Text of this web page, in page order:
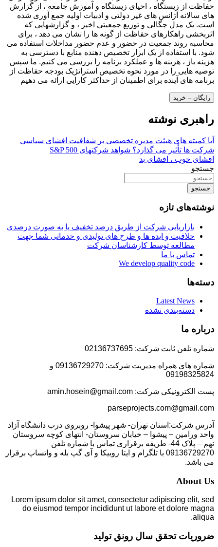
حفاظت از زیستگاه ، احیای زیستگاه و آموزش جامعه ، از گزارش
های سالانه آژانس های غیر دولتی و ادبیات اولیه جمع آوری شده
است. یک مدل چگالی و توزیع جمعیتی اخیر ، و گزارشهایی که
اثربخشی راهکارهای حفاظت از گونه ها را نشان می دهد ، برای
محاسبه روند جمعیت در حضور و عدم حضور مداخلات استفاده می
شود. با استفاده از یک ابزار تخصیص دهنده منابع با دسترسی به
هزینه باز ، هزینه ها و عملکرد برنامه را بررسی می کنیم. ما سپس
توصیه هایی را در مورد نحوه تخصیص استراتژیک بودجه حفاظت از
برنامه های آینده برای اطمینان از حداکثر کارایی ارائه می دهیم
رایگان – خرید
راهبری نوشته
آیا کمیته های هیئت مدیره تخصصی بر شفافیت افشای سیاسی
شرکت ها تأثیر می گذارد؟ شواهد شرکتهای S&P 500
افشای خوب ، افشای بد
جستجو
جستجو
نوشته‌های تازه
بازاریابی شرکت از طریق درصد تخفیف یا به صورت درصدی
خلاقیت و ایده ها و طرح های تولیدی و خدماتی شما جهت
مطالعه توسط کارشناسان شرکت
تماس با ما
We develop quality code
دسته‌ها
Latest News
دسته‌بندی نشده
درباره ما
شماره تلفن ثابت شرکت: 02136737695
شماره های همراه مدیریت شرکت: 09136729270 و
09198325824
پست الکترونیکی شرکت: amin.hosein@gmail.com
parseprojects.com@gmail.com
آدرس شرکت:استان تهران- شهر پیشوا- روبروی درب دانشگاه آزاد
واحد ورامین – پیشوا – خیابان سروستان- انتهای کوچه سروستان
نهم – پلاک 44- طریقه برقراری تماس با شماره تلفن
09136729270 با تلگرام و ایتا روبیکا و آی گپ بله و واتساپ برقرار
می باشد.
About Us
Lorem ipsum dolor sit amet, consectetur adipiscing elit, sed
do eiusmod tempor incididunt ut labore et dolore magna
aliqua.
ضروریات تحقق سال رونق تولید